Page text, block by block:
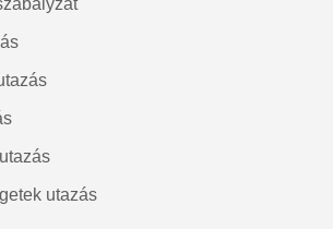
utazás